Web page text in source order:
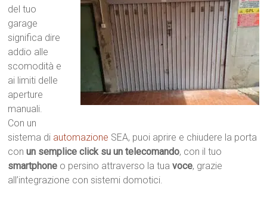
del tuo
garage
significa dire
addio alle
scomodità e
ai limiti delle
aperture
manuali.
Con un
sistema di automazione SEA, puoi aprire e chiudere la porta
conun semplice click su un telecomando, con il tuo
smartphone o persino attraverso la tuavoce, grazie
all’integrazione con sistemi domotici.